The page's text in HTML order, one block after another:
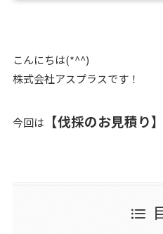
こんにちは(*^^)
株式会社アスプラスです！
今回は 【伐採のお見積り】